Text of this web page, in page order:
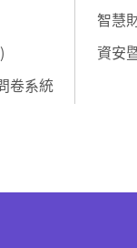
卷系統
智慧
資安